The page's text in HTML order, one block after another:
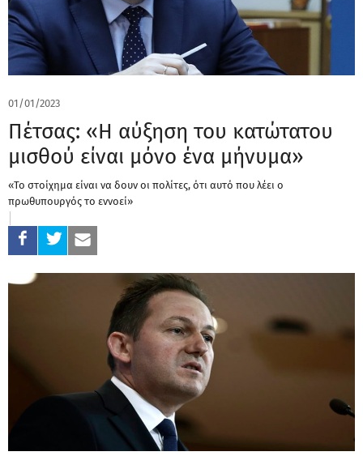
01/01/2023
Πέτσας: «Η αύξηση του κατώτατου
μισθού είναι μόνο ένα μήνυμα»
«Το στοίχημα είναι να δουν οι πολίτες, ότι αυτό που λέει ο
πρωθυπουργός το εννοεί»